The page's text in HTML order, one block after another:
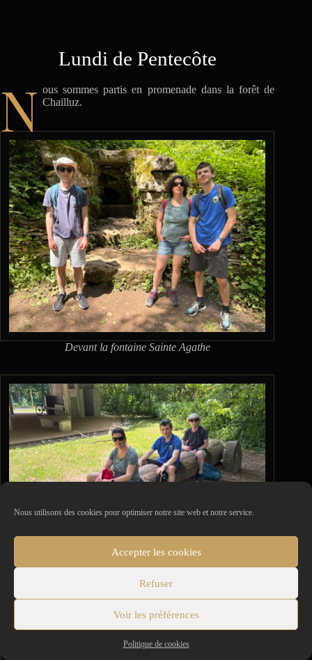
Nous utilisons des cookies pour optimiser notre site web et notre service.
Accepter les cookies
Refuser
Voir les préférences
Politique de cookies
Lundi de Pentecôte
N ous sommes partis en promenade dans la forêt de
Chailluz.
Devant la fontaine Sainte Agathe
Vroum